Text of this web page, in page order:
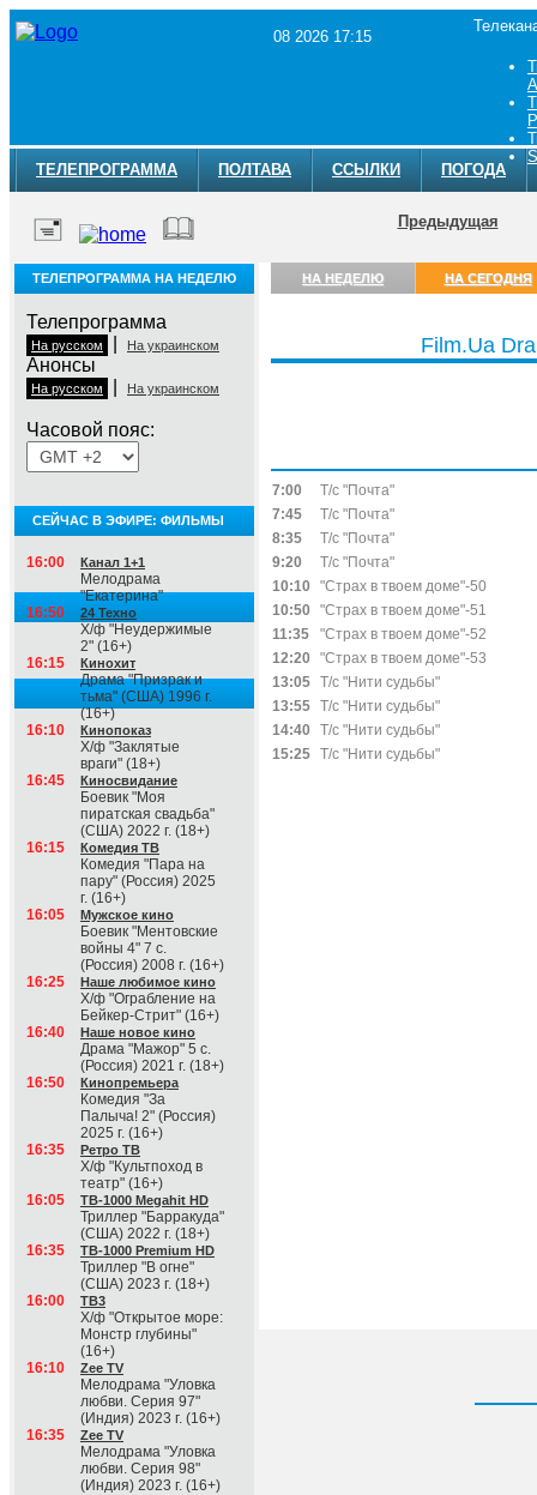
08 2026 17:15
ТЕЛЕПРОГРАММА ПОЛТАВА ССЫЛКИ ПОГОДА
Предыдущая
ТЕЛЕПРОГРАММА НА НЕДЕЛЮ
Телепрограмма
На русском На украинском
Анонсы
На русском На украинском
Часовой пояс:
СЕЙЧАС В ЭФИРЕ: ФИЛЬМЫ
16:00 Канал 1+1
Мелодрама
"Екатерина"
16:50
24 Техно
Х/ф "Неудержимые
2" (16+)
16:15
Кинохит
Драма "Призрак и
тьма" (США) 1996 г.
(16+)
16:10
Кинопоказ
Х/ф "Заклятые
враги" (18+)
16:45
Киносвидание
Боевик "Моя
пиратская свадьба"
(США) 2022 г. (18+)
16:15
Комедия ТВ
Комедия "Пара на
пару" (Россия) 2025
г. (16+)
16:05
Мужское кино
Боевик "Ментовские
войны 4" 7 с.
(Россия) 2008 г. (16+)
16:25
Наше любимое кино
Х/ф "Ограбление на
Бейкер-Стрит" (16+)
16:40
Наше новое кино
Драма "Мажор" 5 с.
(Россия) 2021 г. (18+)
16:50
Кинопремьера
Комедия "За
Палыча! 2" (Россия)
2025 г. (16+)
16:35
Ретро ТВ
Х/ф "Культпоход в
театр" (16+)
16:05
ТВ-1000 Megahit HD
Триллер "Барракуда"
(США) 2022 г. (18+)
16:35
ТВ-1000 Premium HD
Триллер "В огне"
(США) 2023 г. (18+)
16:00
ТВ3
Х/ф "Открытое море:
Монстр глубины"
(16+)
16:10
Zee TV
Мелодрама "Уловка
любви. Серия 97"
(Индия) 2023 г. (16+)
16:35
Zee TV
Мелодрама "Уловка
любви. Серия 98"
(Индия) 2023 г. (16+)
НА НЕДЕЛЮ НА СЕГОДНЯ
Film.Ua
7:00
Т/с "Почта"
7:45
Т/с "Почта"
8:35
Т/с "Почта"
9:20
Т/с "Почта"
10:10
"Страх в твоем доме"-50
10:50
"Страх в твоем доме"-51
11:35
"Страх в твоем доме"-52
12:20
"Страх в твоем доме"-53
13:05 Т/с "Нити судьбы"
13:55 Т/с "Нити судьбы"
14:40
Т/с "Нити судьбы"
15:25 Т/с "Нити судьбы"